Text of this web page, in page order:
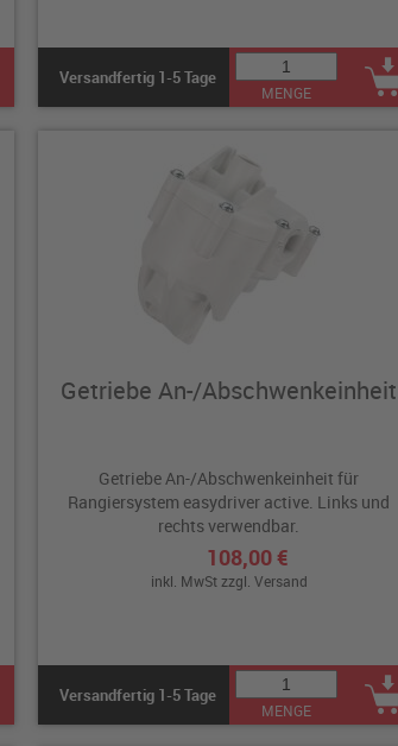
Versandfertig 1-5 Tage
MENGE
Getriebe An-/Abschwenkeinheit
Getriebe An-/Abschwenkeinheit für
Rangiersystem easydriver active. Links und
rechts verwendbar.
108,00 €
inkl. MwSt zzgl. Versand
Versandfertig 1-5 Tage
MENGE